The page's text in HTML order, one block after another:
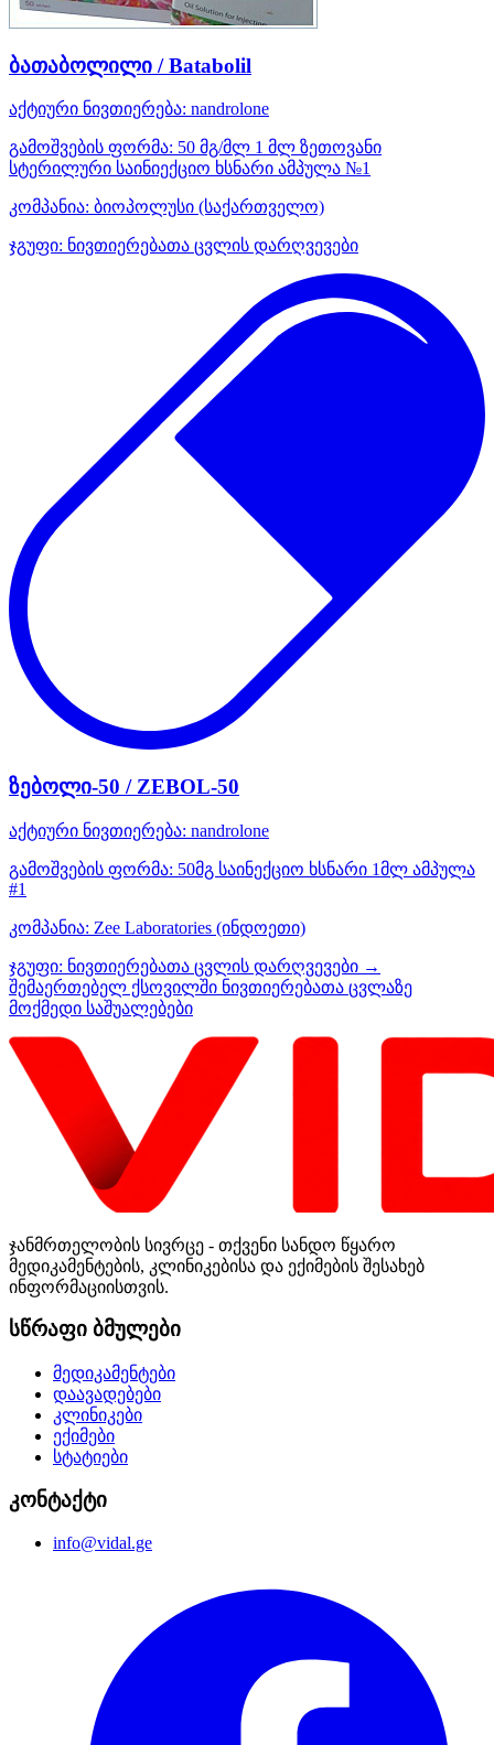
ბათაბოლილი / Batabolil
აქტიური ნივთიერება: nandrolone
გამოშვების ფორმა: 50 მგ/მლ 1 მლ ზეთოვანი
სტერილური საინიექციო ხსნარი ამპულა №1
კომპანია: ბიოპოლუსი (საქართველო)
ჯგუფი: ნივთიერებათა ცვლის დარღვევები
ზებოლი-50 / ZEBOL-50
აქტიური ნივთიერება: nandrolone
გამოშვების ფორმა: 50მგ საინექციო ხსნარი 1მლ ამპულა
#1
კომპანია: Zee Laboratories (ინდოეთი)
ჯგუფი: ნივთიერებათა ცვლის დარღვევები →
შემაერთებელ ქსოვილში ნივთიერებათა ცვლაზე
მოქმედი საშუალებები
ჯანმრთელობის სივრცე - თქვენი სანდო წყარო
მედიკამენტების, კლინიკებისა და ექიმების შესახებ
ინფორმაციისთვის.
სწრაფი ბმულები
მედიკამენტები
დაავადებები
კლინიკები
ექიმები
სტატიები
კონტაქტი
info@vidal.ge